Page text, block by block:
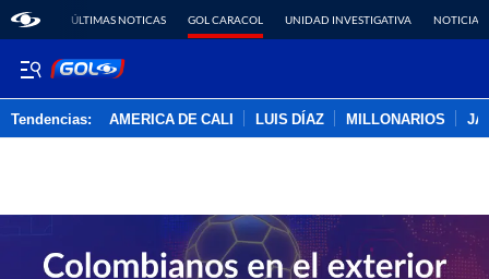
ÚLTIMAS NOTICAS GOL CARACOL UNIDAD INVESTIGATIVA NOTICIAS
Tendencias: AMERICA DE CALI LUIS DÍAZ MILLONARIOS